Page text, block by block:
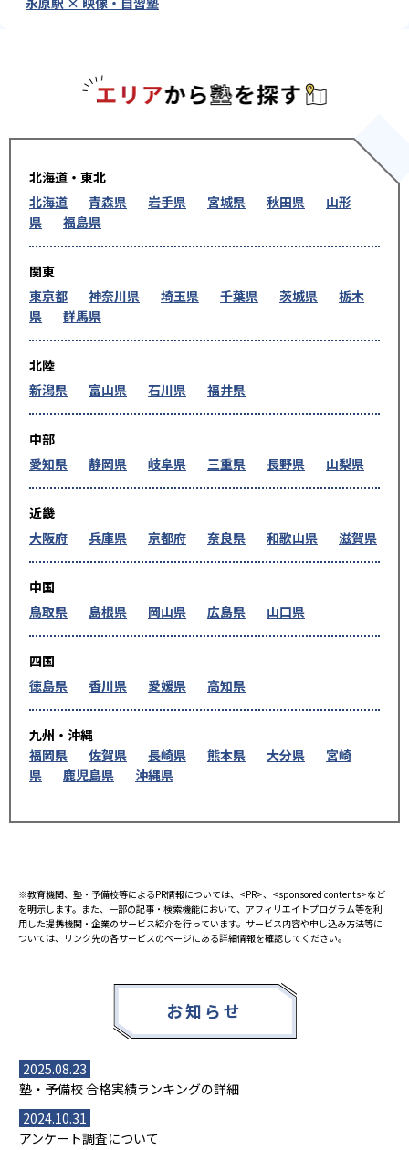
北海道・東北
北海道
青森県 岩手県 宮城県 秋田県
山形
県
福島県
関東
東京都
神奈川県 埼玉県 千葉県 茨城県
栃木
県
群馬県
北陸
新潟県
富山県 石川県 福井県
中部
愛知県
静岡県 岐阜県 三重県 長野県 山梨県
近畿
大阪府
兵庫県 京都府 奈良県 和歌山県 滋賀県
中国
鳥取県
島根県 岡山県 広島県 山口県
四国
徳島県
香川県 愛媛県 高知県
九州・沖縄
福岡県
佐賀県 長崎県 熊本県 大分県
宮崎
県
鹿児島県 沖縄県
※教育機関、塾・予備校等によるPR情報については、<PR>、<sponsored contents>など
を明示します。また、一部の記事・検索機能において、アフィリエイトプログラム等を利
用した提携機関・企業のサービス紹介を行っています。サービス内容や申し込み方法等に
ついては、リンク先の各サービスのページにある詳細情報を確認してください。
お知らせ
2025.08.23
塾・予備校 合格実績ランキングの詳細
2024.10.31
アンケート調査について